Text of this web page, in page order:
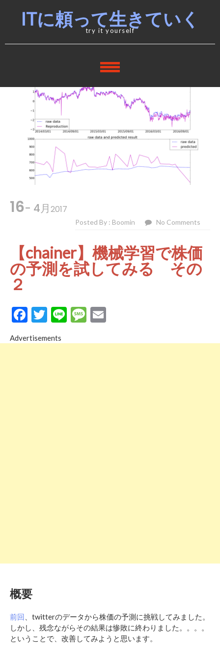
navigation
contentITに頼って生きていく
try it yourself
16- 4月2017
Posted By : Boomin No Comments
【chainer】機械学習で株価
の予測を試してみる その
２
Facebook
Twitter
LineMessage
Advertisements
概要
前回 、twitterのデータから株価の予測に挑戦してみました。
しかし、残念ながらその結果は惨敗に終わりました。。。。
ということで、改善してみようと思います。